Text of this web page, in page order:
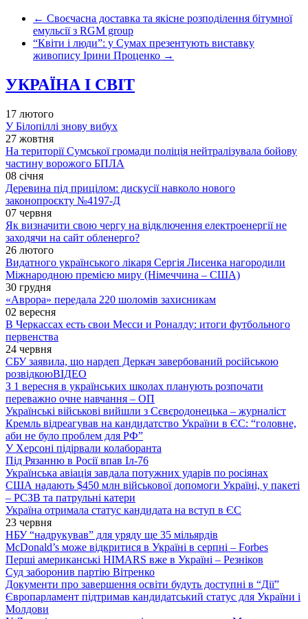
← Своєчасна доставка та якісне розподілення бітумної
емульсії з RGM group
“Квіти і люди”: у Сумах презентують виставку
живопису Ірини Проценко →
УКРАЇНА І СВІТ
17 лютого
У Білопіллі знову вибух
27 жовтня
На території Сумської громади поліція нейтралізувала бойову
частину ворожого БПЛА
08 січня
Деревина під прицілом: дискусії навколо нового
законопроєкту №4197-Д
07 червня
Як визначити свою чергу на відключення електроенергії не
заходячи на сайт обленерго?
26 лютого
Видатного українського лікаря Сергія Лисенка нагородили
Міжнародною премією миру (Німеччина – США)
30 грудня
«Аврора» передала 220 шоломів захисникам
02 вересня
В Черкассах есть свои Месси и Роналду: итоги футбольного
первенства
24 червня
СБУ заявила, що нардеп Деркач завербований російською
розвідкоюВІДЕО
З 1 вересня в українських школах планують розпочати
переважно очне навчання – ОП
Українські військові вийшли з Сєвєродонецька – журналіст
Кремль відреагував на кандидатство України в ЄС: “головне,
аби не було проблем для РФ”
У Херсоні підірвали колаборанта
Під Рязанню в Росії впав Іл-76
Українська авіація завдала потужних ударів по росіянах
США надають $450 млн військової допомоги Україні, у пакеті
– РСЗВ та патрульні катери
Україна отримала статус кандидата на вступ в ЄС
23 червня
НБУ “надрукував” для уряду ще 35 мільярдів
McDonald’s може відкритися в Україні в серпні – Forbes
Перші американські HIMARS вже в Україні – Резніков
Суд заборонив партію Вітренко
Документи про завершення освіти будуть доступні в “Дії”
Європарламент підтримав кандидатський статус для України і
Молдови